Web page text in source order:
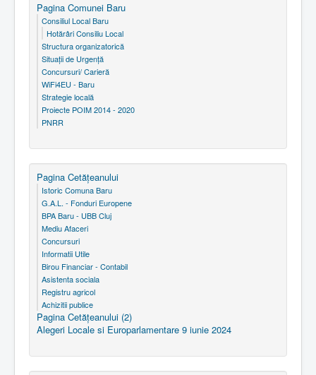
Pagina Comunei Baru
Consiliul Local Baru
Hotărâri Consiliu Local
Structura organizatorică
Situaţii de Urgenţă
Concursuri/ Carieră
WiFi4EU - Baru
Strategie locală
Proiecte POIM 2014 - 2020
PNRR
Pagina Cetăţeanului
Istoric Comuna Baru
G.A.L. - Fonduri Europene
BPA Baru - UBB Cluj
Mediu Afaceri
Concursuri
Informatii Utile
Birou Financiar - Contabil
Asistenta sociala
Registru agricol
Achizitii publice
Pagina Cetăţeanului (2)
Alegeri Locale si Europarlamentare 9 iunie 2024